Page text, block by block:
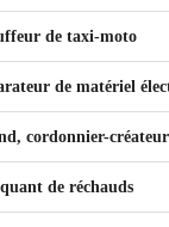
de taxi-moto
de matériel
cordonnier-
de réchauds